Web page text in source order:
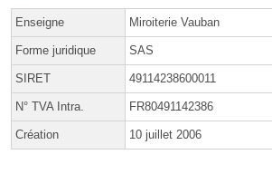
Enseigne Miroiterie Vauban
Forme juridique SAS
SIRET 49114238600011
N° TVA Intra. FR80491142386
Création 10 juillet 2006